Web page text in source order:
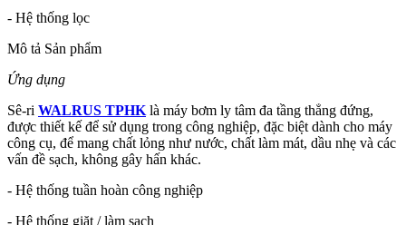
- Hệ thống lọc
Mô tả Sản phẩm
Ứng dụng
Sê-ri WALRUS TPHK là máy bơm ly tâm đa tầng thẳng đứng,
được thiết kế để sử dụng trong công nghiệp, đặc biệt dành cho máy
công cụ, để mang chất lỏng như nước, chất làm mát, dầu nhẹ và các
vấn đề sạch, không gây hấn khác.
- Hệ thống tuần hoàn công nghiệp
- Hệ thống giặt / làm sạch